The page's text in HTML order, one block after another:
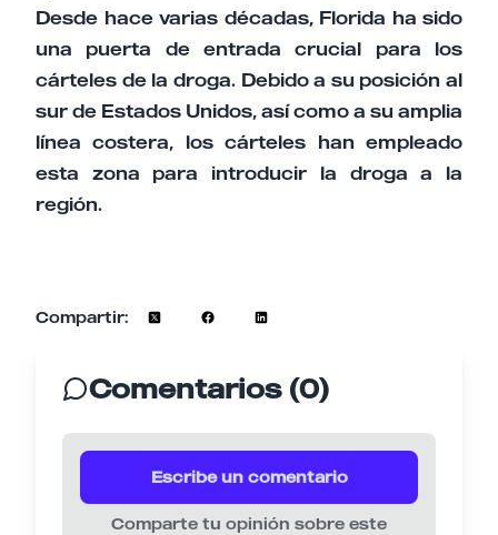
Desde hace varias décadas, Florida ha sido
una puerta de entrada crucial para los
cárteles de la droga. Debido a su posición al
sur de Estados Unidos, así como a su amplia
línea costera, los cárteles han empleado
esta zona para introducir la droga a la
región.
Compartir:
Comentarios (0)
Escribe un comentario
Comparte tu opinión sobre este